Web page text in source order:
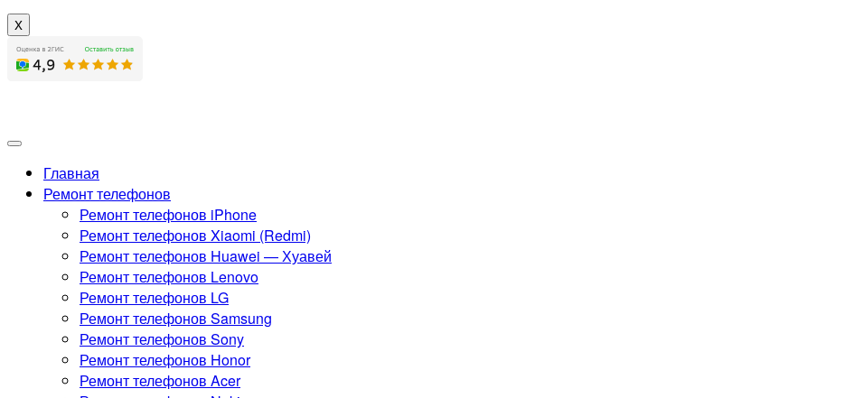
X
Главная
Ремонт телефонов
Ремонт телефонов iPhone
Ремонт телефонов Xiaomi (Redmi)
Ремонт телефонов Huawei — Хуавей
Ремонт телефонов Lenovo
Ремонт телефонов LG
Ремонт телефонов Samsung
Ремонт телефонов Sony
Ремонт телефонов Honor
Ремонт телефонов Acer